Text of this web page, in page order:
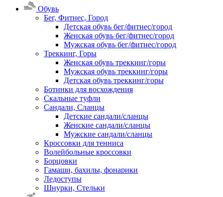
Обувь
Бег, Фитнес, Город
Детская обувь бег/фитнес/город
Женская обувь бег/фитнес/город
Мужская обувь бег/фитнес/город
Треккинг, Горы
Женская обувь треккинг/горы
Мужская обувь треккинг/горы
Детская обувь треккинг/горы
Ботинки для восхождения
Скальные туфли
Сандали, Сланцы
Детские сандали/сланцы
Женские сандали/сланцы
Мужские сандали/сланцы
Кроссовки для тенниса
Волейбольные кроссовки
Борцовки
Гамаши, бахилы, фонарики
Ледоступы
Шнурки, Стельки